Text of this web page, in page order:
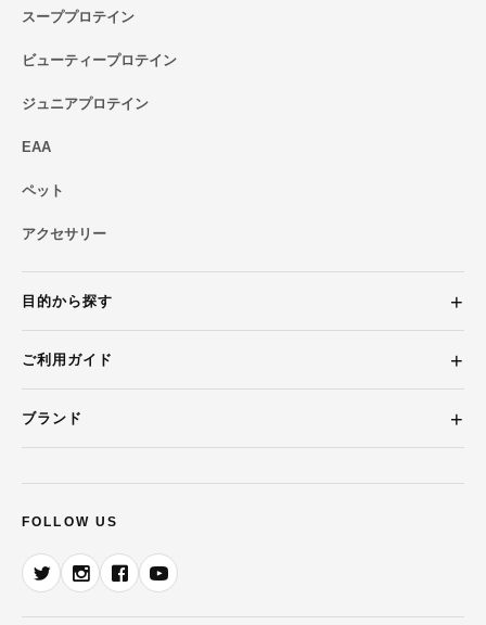
スーププロテイン
ビューティープロテイン
ジュニアプロテイン
EAA
ペット
アクセサリー
目的から探す
ご利用ガイド
ブランド
FOLLOW US